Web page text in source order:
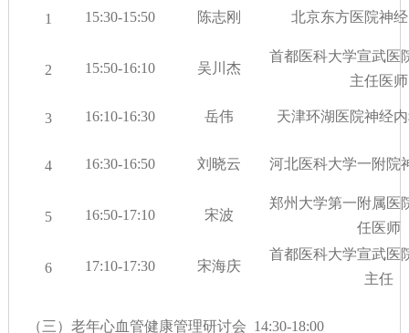
1 15:30-15:50 陈志刚 北京东方医院神
2 15:50-16:10 吴川杰
首都医科大学宣武医
主任医师
3 16:10-16:30 岳伟 天津环湖医院神经
4 16:30-16:50 刘晓云 河北医科大学一附院
5 16:50-17:10 宋波
郑州大学第一附属医
任医师
6 17:10-17:30 宋海庆
首都医科大学宣武医
主任
（三）老年心血管健康管理研讨会 14:30-18:00